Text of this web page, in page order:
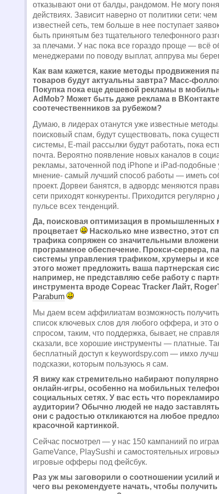
отказывают они от балды, рандомом. Не могу
действиях. Зависит наверно от политики сети:
известней сеть, тем больше в нее поступает
быть принятым без тщательного телефонного
за плечами. У нас пока все гораздо проще — всё
менеджерами по поводу выплат, аппрува мы
Как вам кажется, какие методы продвижения
товаров будут актуальны завтра? Масс-
Покупка пока еще дешевой рекламы в
AdMob? Может быть даже реклама в
соотечественников за рубежом?
Думаю, в лидерах отанутся уже известные
поисковый спам, будут существовать, пока
системы, E-mail рассылки будут работать, пока
почта. Вероятно появление новых каналов в
рекламы, заточенной под iPhone и iPad-подобные
мнение- самый лучший способ работы — иметь
проект. Дорвеи банятся, в адвордс меняются
сети приходят конкуренты. Приходится регулярно
пульсе всех тенденций.
Да, поисковая оптимизация в промышленных
процветает
Насколько мне известно, этот
трафика сопряжен со значительными
программное обеспечение. Прокси-сервера,
системы управления трафиком, хрумеры и
этого может предложить ваша партнерская
например, не представляю себе работу с
инструмента вроде Copeac Tracker Лайт,
Parabum
Мы даем всем аффилиатам возможность
список ключевых слов для любого оффера, и это
спросом, таким, что поддержка, бывает, не
сказали, все хорошие инструменты — платные.
бесплатный доступ к keywordspy.com — имхо
подсказки, которым пользуюсь я сам.
Я вижу как стремительно набирают
онлайн-игры, особенно на мобильных
социальных сетях. У вас есть что
аудитории? Обычно людей не надо
они с радостью откликаются на любое
красочной картинкой.
Сейчас посмотрел — у нас 150 кампаниий по
GameVance, PlaySushi и самостоятельных
игровые офферы под фейсбук.
Раз уж мы заговорили о соотношении усилий
чего вы рекомендуете начать, чтобы